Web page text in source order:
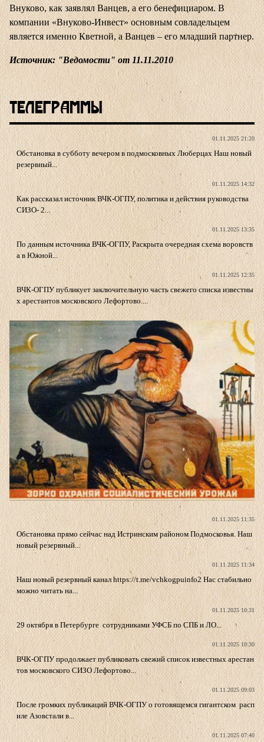
Внуково, как заявлял Ванцев, а его бенефициаром. В
компании «Внуково-Инвест» основным совладельцем
является именно Кветной, а Ванцев – его младший партнер.
Источник: "Ведомости" от 11.11.2010
Телеграммы
01.11.2025 21:20
Обстановка в субботу вечером в подмосковных Люберцах Наш новый
резервный...
01.11.2025 14:32
Как рассказал источник ВЧК-ОГПУ, политика и действия руководства
СИЗО- 2...
01.11.2025 13:35
По данным источника ВЧК-ОГПУ, Раскрыта очередная схема воровств
а в Южной...
01.11.2025 12:35
ВЧК-ОГПУ публикует заключительную часть свежего списка известны
х арестантов московского Лефортово....
01.11.2025 11:35
Обстановка прямо сейчас над Истринским районом Подмосковья. Наш
новый резервный...
01.11.2025 11:34
Наш новый резервный канал https://t.me/vchkogpuinfo2 Нас стабильно
можно читать на...
01.11.2025 10:31
29 октября в Петербурге сотрудниками УФСБ по СПБ и ЛО...
01.11.2025 10:30
ВЧК-ОГПУ продолжает публиковать свежий список известных арестан
тов московского СИЗО Лефортово...
01.11.2025 09:03
После громких публикаций ВЧК-ОГПУ о готовящемся гигантском расп
иле Азовстали в...
01.11.2025 07:40